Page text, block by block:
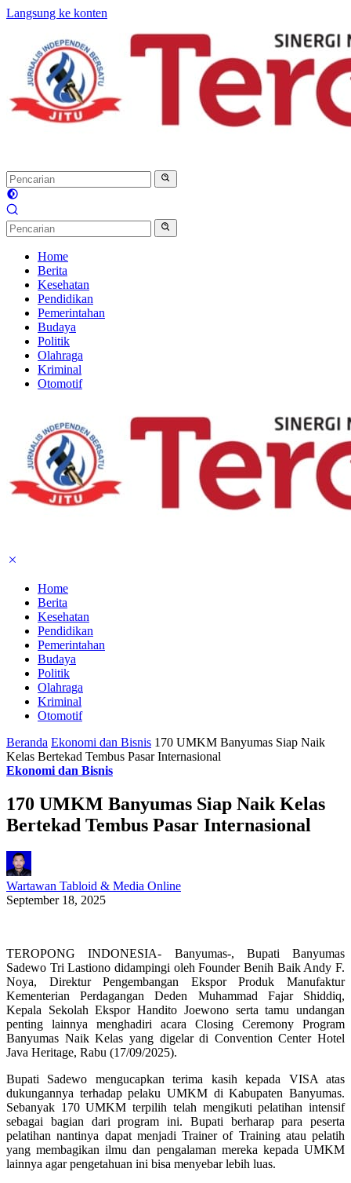
Langsung ke konten
Home
Berita
Kesehatan
Pendidikan
Pemerintahan
Budaya
Politik
Olahraga
Kriminal
Otomotif
Home
Berita
Kesehatan
Pendidikan
Pemerintahan
Budaya
Politik
Olahraga
Kriminal
Otomotif
Beranda Ekonomi dan Bisnis 170 UMKM Banyumas Siap Naik
Kelas Bertekad Tembus Pasar Internasional
Ekonomi dan Bisnis
170 UMKM Banyumas Siap Naik Kelas
Bertekad Tembus Pasar Internasional
Wartawan Tabloid & Media Online
September 18, 2025
TEROPONG INDONESIA- Banyumas-, Bupati Banyumas
Sadewo Tri Lastiono didampingi oleh Founder Benih Baik Andy F.
Noya, Direktur Pengembangan Ekspor Produk Manufaktur
Kementerian Perdagangan Deden Muhammad Fajar Shiddiq,
Kepala Sekolah Ekspor Handito Joewono serta tamu undangan
penting lainnya menghadiri acara Closing Ceremony Program
Banyumas Naik Kelas yang digelar di Convention Center Hotel
Java Heritage, Rabu (17/09/2025).
Bupati Sadewo mengucapkan terima kasih kepada VISA atas
dukungannya terhadap pelaku UMKM di Kabupaten Banyumas.
Sebanyak 170 UMKM terpilih telah mengikuti pelatihan intensif
sebagai bagian dari program ini. Bupati berharap para peserta
pelatihan nantinya dapat menjadi Trainer of Training atau pelatih
yang membagikan ilmu dan pengalaman mereka kepada UMKM
lainnya agar pengetahuan ini bisa menyebar lebih luas.